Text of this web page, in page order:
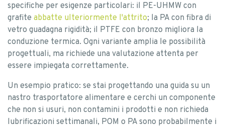
specifiche per esigenze particolari: il PE-UHMW con
grafite abbatte ulteriormente l'attrito; la PA con fibra di
vetro guadagna rigidità; il PTFE con bronzo migliora la
conduzione termica. Ogni variante amplia le possibilità
progettuali, ma richiede una valutazione attenta per
essere impiegata correttamente.
Un esempio pratico: se stai progettando una guida su un
nastro trasportatore alimentare e cerchi un componente
che non si usuri, non contamini i prodotti e non richieda
lubrificazioni settimanali, POM o PA sono probabilmente i